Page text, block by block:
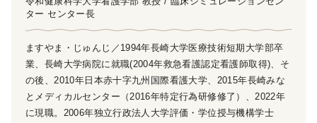
ター センター長
ますやま・じゅんじ／1994年長崎大学医療技術短期大学部卒
業、長崎大学病院に就職(2004年救急看護認定看護師取得)、そ
の後、2010年日本赤十字九州国際看護大学、2015年長崎みな
とメディカルセンター（2016年特定行為研修修了）、2022年
に現職。2006年独立行政法人大学評価・学位授与機構学士